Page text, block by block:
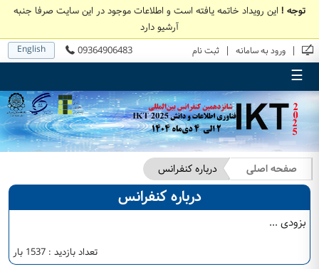
توجه ! این رویداد خاتمه یافته است و اطلاعات موجود در این سایت صرفا جنبه
آرشیو دارد
| ورود به سامانه | ثبت نام 09364906483
English
☰
صفحه اصلی درباره کنفرانس
درباره کنفرانس
بزودی ...
تعداد بازدید : 1537 بار